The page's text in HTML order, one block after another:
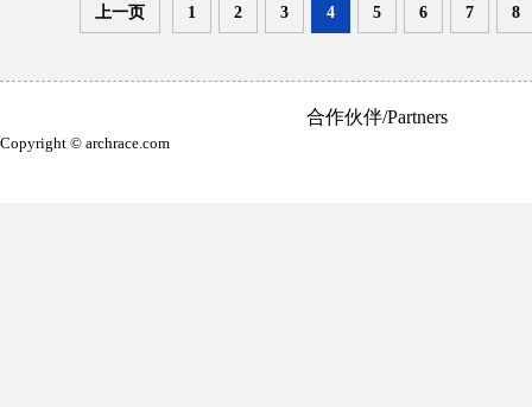
上一页 1 2 3 4 5 6 7 8
Copyright © archrace.com
合作伙伴/Partners